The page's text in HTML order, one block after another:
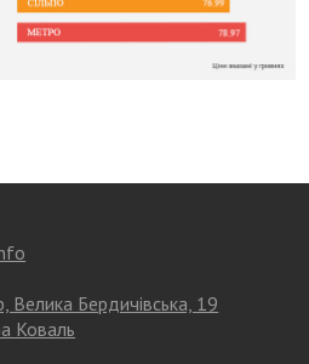
Бердичівська, 19
Коваль